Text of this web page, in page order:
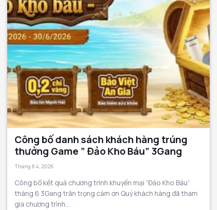
Công bố danh sách khách hàng trúng
thưởng Game ” Đảo Kho Báu” 3Gang
Tháng 8 4, 2026
Công bố kết quả chương trình khuyến mại “Đảo Kho Báu”
tháng 6 3Gang trân trọng cảm ơn Quý khách hàng đã tham
gia chương trình...